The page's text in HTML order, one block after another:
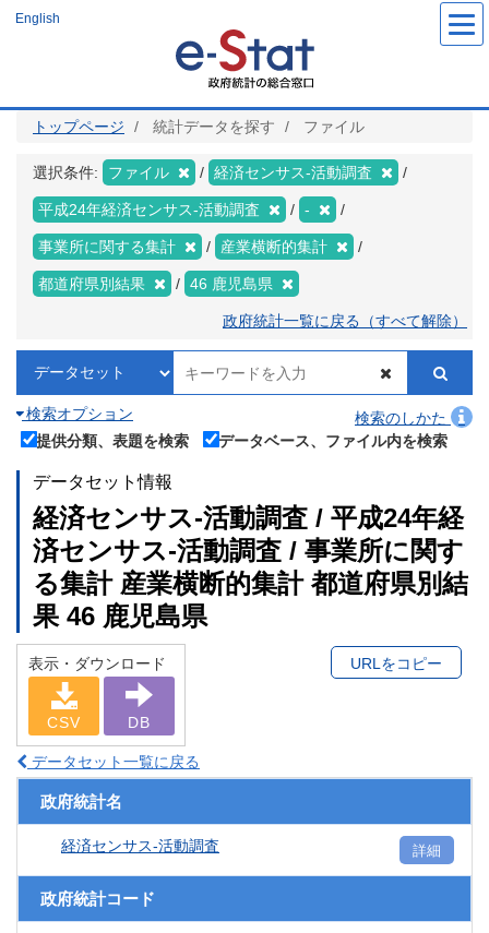
ツ
English
トップページ 統計データを探す ファイル
選択条件: ファイル 経済センサス‐活動調査
平成24年経済センサス‐活動調査 -
事業所に関する集計 産業横断的集計
都道府県別結果 46 鹿児島県
政府統計一覧に戻る（すべて解除）
検索オプション
検索のしかた
提供分類、表題を検索
データベース、ファイル内を検索
データセット情報
経済センサス‐活動調査 / 平成24年経
済センサス‐活動調査 / 事業所に関す
る集計 産業横断的集計 都道府県別結
果 46 鹿児島県
表示・ダウンロード
CSV DB
URLをコピー
データセット一覧に戻る
政府統計名
経済センサス‐活動調査 詳細
政府統計コード